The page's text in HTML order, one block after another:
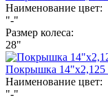
Наименование цвет:
"-"
Размер колеса:
28"
Покрышка 14"х2,125
Наименование цвет:
"-"